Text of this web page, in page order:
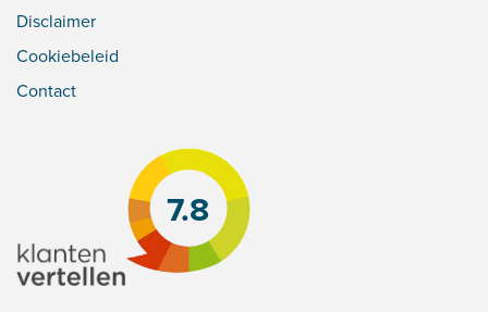
Disclaimer
Cookiebeleid
Contact
7.8